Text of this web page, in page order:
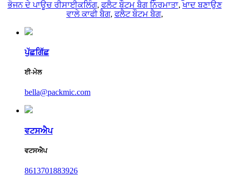
ਭੋਜਨ ਦੇ ਪਾਊਚ ਰੀਸਾਈਕਲਿੰਗ,ਫਲੈਟ ਬੌਟਮ ਬੈਗ ਨਿਰਮਾਤਾ,ਖਾਦ ਬਣਾਉਣ
ਵਾਲੇ ਕਾਫੀ ਬੈਗ,ਫਲੈਟ ਬੌਟਮ ਬੈਗ,
ਪੁੱਛਗਿੱਛ
ਈ-ਮੇਲ
bella@packmic.com
ਵਟਸਐਪ
ਵਟਸਐਪ
8613701883926